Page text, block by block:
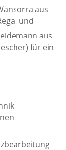
aus
und
aus
für ein